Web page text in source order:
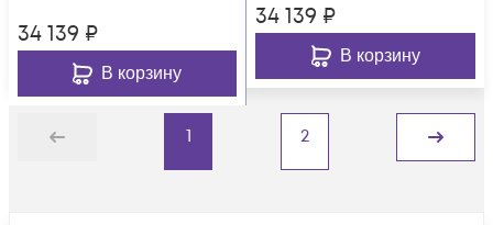
34 139 ₽
В корзину
34 139 ₽
В корзину
Назад
1 2
Дальше